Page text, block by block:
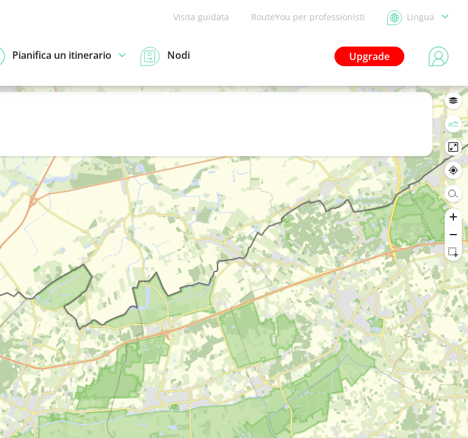
Visita guidata RouteYou per professionisti Lingua
Upgrade
Pianifica un itinerario Nodi